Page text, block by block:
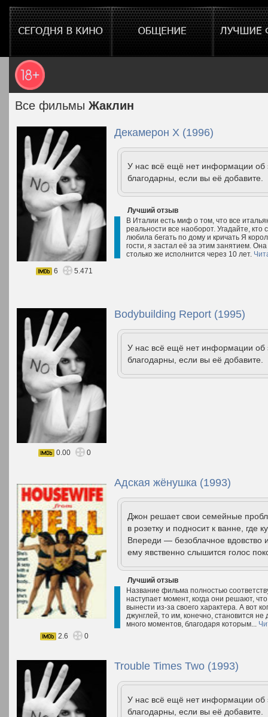
Все фильмы Жаклин
Декамерон Х (1996)
У нас всё ещё нет информации
благодарны, если вы её добавите.
Лучший отзыв
В Италии есть миф о том, что все
реальности все наоборот. Угадайте,
любила бегать по дому и кричать Я
гости, я застал её за этим занятием.
столько же исполнится через 10 лет.
6
5.471
Bodybuilding Report (1995)
У нас всё ещё нет информации
благодарны, если вы её добавите.
0.00 0
Адская жёнушка (1993)
Джон решает свои семейные
в розетку и подносит к ванне, где
Впереди — безоблачное вдовство
ему явственно слышится голос
Лучший отзыв
Название фильма полностью
наступает момент, когда они решают,
вынести из-за своего характера. А вот
джунглей, то им, конечно, становится
много моментов, благодаря которым...
2.6
0
Trouble Times Two (1993)
У нас всё ещё нет информации
благодарны, если вы её добавите.